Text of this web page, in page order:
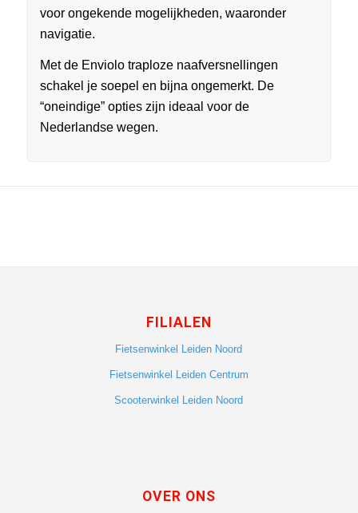
voor ongekende mogelijkheden, waaronder
navigatie.
Met de Enviolo traploze naafversnellingen
schakel je soepel en bijna ongemerkt. De
“oneindige” opties zijn ideaal voor de
Nederlandse wegen.
FILIALEN
Fietsenwinkel Leiden Noord
Fietsenwinkel Leiden Centrum
Scooterwinkel Leiden Noord
OVER ONS